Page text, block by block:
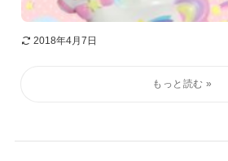
2018年4月7日